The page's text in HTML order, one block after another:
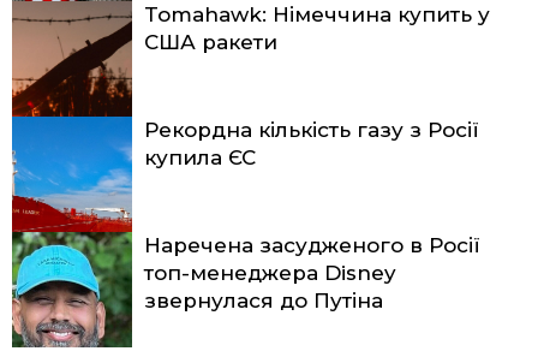
Tomahawk: Німеччина купить у
США ракети
Рекордна кількість газу з Росії
купила ЄС
Наречена засудженого в Росії
топ-менеджера Disney
звернулася до Путіна